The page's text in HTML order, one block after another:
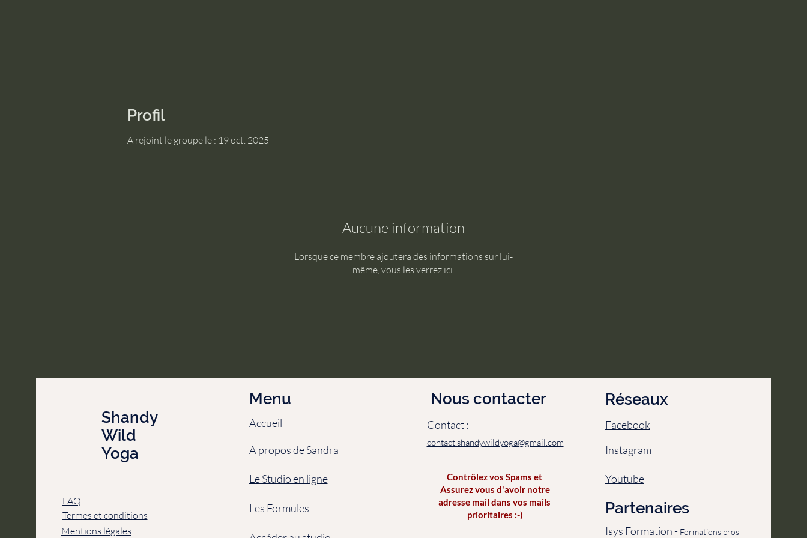
Profil
A rejoint le groupe le : 19 oct. 2025
Aucune information
Lorsque ce membre ajoutera des informations sur lui-
même, vous les verrez ici.
Shandy
Wild
Yoga
Termes et conditions
FAQ
Mentions légales
Menu
Accueil
A propos de Sandra
Le Studio en ligne
Les Formules
Nous contacter
Contact :
contact.shandywildyoga@gmail.com
Contrôlez vos Spams et
Assurez vous d'avoir notre
adresse mail dans vos mails
prioritaires :-)
Réseaux
Facebook
Instagram
Youtube
Partenaires
Isys Formation - Formations pros